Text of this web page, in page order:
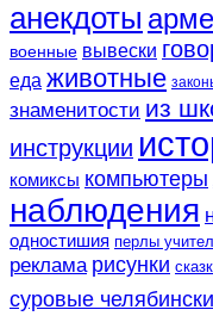
анекдоты
военные вывески
еда животные
знаменитости из
инструкции
комиксы компьютеры
наблюдения
одностишия перлы
реклама рисунки
суровые